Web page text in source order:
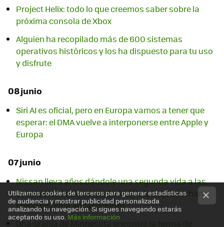
Project Helix: todo lo que creemos saber sobre la
próxima consola de Xbox
Alguien ha recopilado más de 600 sistemas
operativos históricos y los ha dispuesto para tu uso
y disfrute
08 junio
Siri AI es oficial, pero en Europa vamos a tener que
esperar: el DMA vuelve a interponerse entre Apple y
Europa
07 junio
Nissan lleva años dándole una segunda vida a las
baterías de sus coches. En Melilla las aprovechan
como sistema antiapagones
Una granja de Minnesota encontró la forma de
Utilizamos cookies de terceros para generar estadísticas
de audiencia y mostrar publicidad personalizada
analizando tu navegación. Si sigues navegando estarás
aceptando su uso. Más información